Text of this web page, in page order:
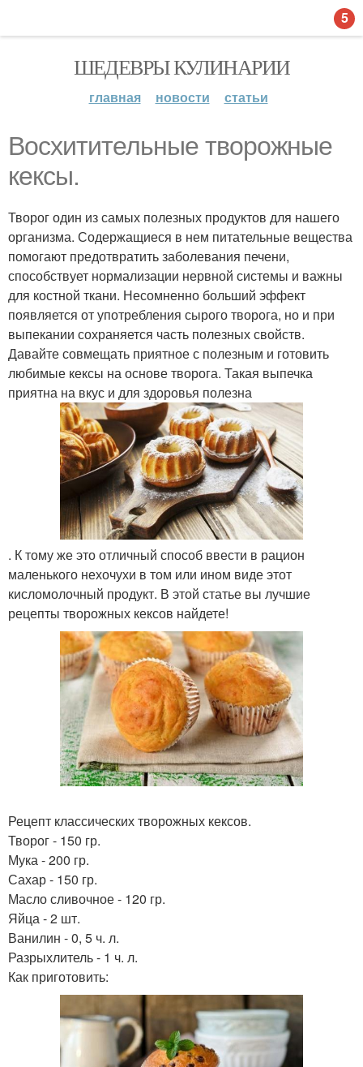
ШЕДЕВРЫ КУЛИНАРИИ
главная новости статьи
Восхитительные творожные
кексы.
Творог один из самых полезных продуктов для нашего
организма. Содержащиеся в нем питательные вещества
помогают предотвратить заболевания печени,
способствует нормализации нервной системы и важны
для костной ткани. Несомненно больший эффект
появляется от употребления сырого творога, но и при
выпекании сохраняется часть полезных свойств.
Давайте совмещать приятное с полезным и готовить
любимые кексы на основе творога. Такая выпечка
приятна на вкус и для здоровья полезна
. К тому же это отличный способ ввести в рацион
маленького нехочухи в том или ином виде этот
кисломолочный продукт. В этой статье вы лучшие
рецепты творожных кексов найдете!
Рецепт классических творожных кексов.
Творог - 150 гр.
Мука - 200 гр.
Сахар - 150 гр.
Масло сливочное - 120 гр.
Яйца - 2 шт.
Ванилин - 0, 5 ч. л.
Разрыхлитель - 1 ч. л.
Как приготовить:
5